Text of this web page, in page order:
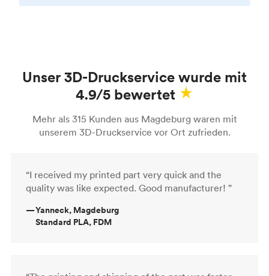
Unser 3D-Druckservice wurde mit
4.9/5 bewertet
Mehr als 315 Kunden aus Magdeburg waren mit
unserem 3D-Druckservice vor Ort zufrieden.
“I received my printed part very quick and the
quality was like expected. Good manufacturer! ”
—Yanneck, Magdeburg
Standard PLA, FDM